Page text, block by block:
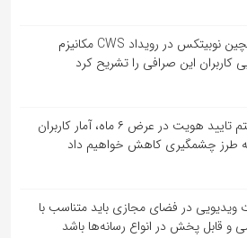
مدیر تیم بلاکچین نوبیتکس در رویداد CWS مکانیزم
کاربران این صرافی را تشریح کرد
دیوار: با سیستم تایید هویت در عرض ۶ ماه، آمار کاربران
به طرز چشمگیری کاهش خواهیم داد
ویدیویی در فضای مجازی باید متناسب با
و قابل پخش در انواع رسانه‌ها باشد